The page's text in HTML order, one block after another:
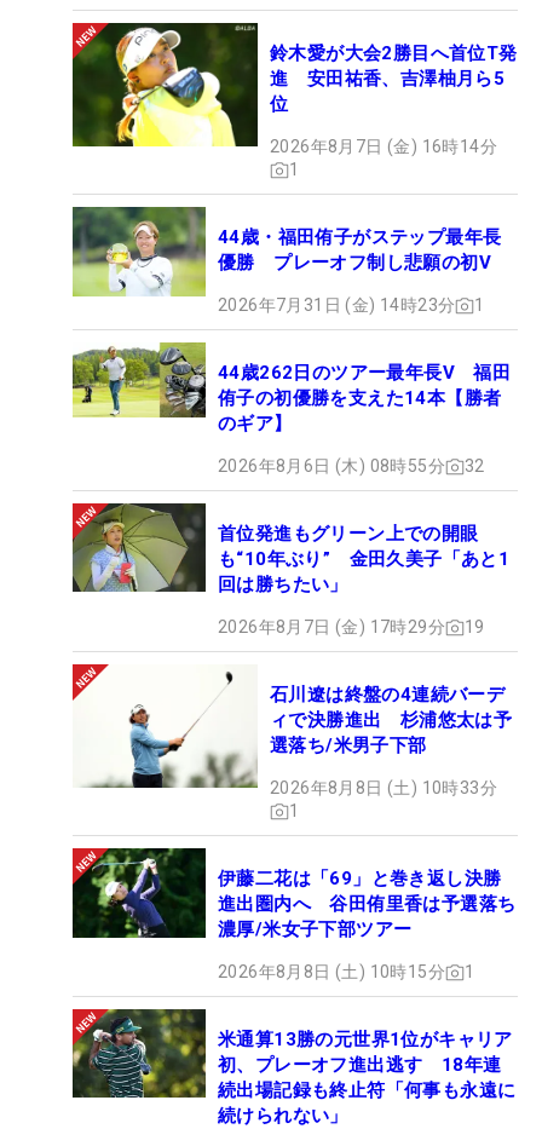
鈴木愛が大会2勝目へ首位T発
進 安田祐香、吉澤柚月ら5
位
2026年8月7日 (金) 16時14分
1
44歳・福田侑子がステップ最年長
優勝 プレーオフ制し悲願の初V
2026年7月31日 (金) 14時23分 1
44歳262日のツアー最年長V 福田
侑子の初優勝を支えた14本【勝者
のギア】
2026年8月6日 (木) 08時55分 32
首位発進もグリーン上での開眼
も“10年ぶり” 金田久美子「あと1
回は勝ちたい」
2026年8月7日 (金) 17時29分 19
石川遼は終盤の4連続バーデ
ィで決勝進出 杉浦悠太は予
選落ち/米男子下部
2026年8月8日 (土) 10時33分
1
伊藤二花は「69」と巻き返し決勝
進出圏内へ 谷田侑里香は予選落ち
濃厚/米女子下部ツアー
2026年8月8日 (土) 10時15分 1
米通算13勝の元世界1位がキャリア
初、プレーオフ進出逃す 18年連
続出場記録も終止符「何事も永遠に
続けられない」